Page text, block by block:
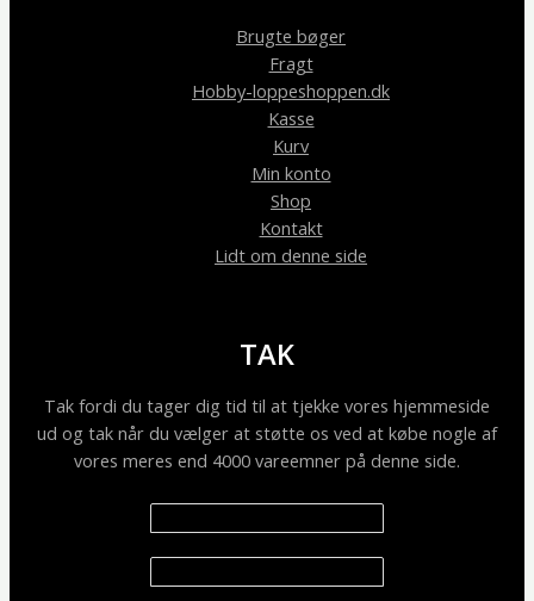
Brugte bøger
Fragt
Hobby-loppeshoppen.dk
Kasse
Kurv
Min konto
Shop
Kontakt
Lidt om denne side
TAK
Tak fordi du tager dig tid til at tjekke vores hjemmeside
ud og tak når du vælger at støtte os ved at købe nogle af
vores meres end 4000 vareemner på denne side.